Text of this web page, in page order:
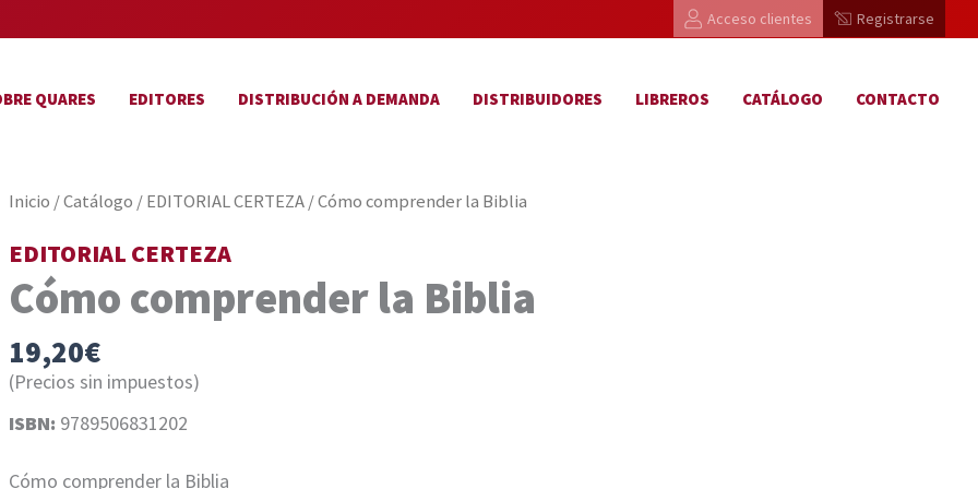
Acceso clientes Registrarse
QUARES EDITORES DISTRIBUCIÓN A DEMANDA DISTRIBUIDORES LIBREROS CATÁLOGO CONTACTO
Inicio /Catálogo /EDITORIAL CERTEZA/ Cómo comprender la Biblia
EDITORIAL CERTEZA
Cómo comprender la Biblia
19,20€
(Precios sin impuestos)
ISBN: 9789506831202
Cómo comprender la Biblia